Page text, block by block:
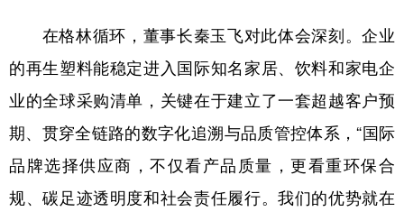
在格林循环，董事长秦玉飞对此体会深刻。企业
的再生塑料能稳定进入国际知名家居、饮料和家电企
业的全球采购清单，关键在于建立了一套超越客户预
期、贯穿全链路的数字化追溯与品质管控体系，“国际
品牌选择供应商，不仅看产品质量，更看重环保合
规、碳足迹透明度和社会责任履行。我们的优势就在